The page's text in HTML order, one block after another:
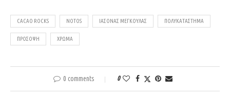
CACAO ROCKS NOTOS ΙΆΣΟΝΑΣ ΜΕΓΚΟΎΛΑΣ ΠΟΛΥΚΑΤΑΣΤΗΜΑ
ΠΡΌΣΟΨΗ ΧΡΩΜΑ
0 comments 0